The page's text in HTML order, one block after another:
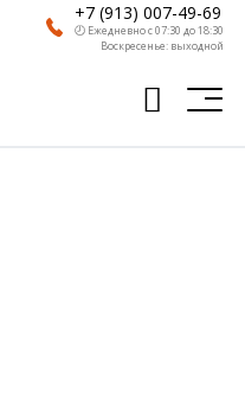
+7 (913) 007-49-69
🕗 Ежедневно с 07:30 до 18:30
Воскресенье: выходной